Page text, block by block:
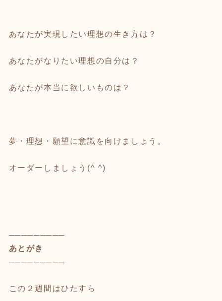
あなたが実現したい理想の生き方は？
あなたがなりたい理想の自分は？
あなたが本当に欲しいものは？
夢・理想・願望に意識を向けましょう。
オーダーしましょう(^ ^)
─────────
あとがき
─────────
この２週間はひたすら